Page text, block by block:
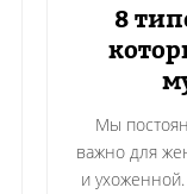
8
Мы
важно для
и ухоженной.